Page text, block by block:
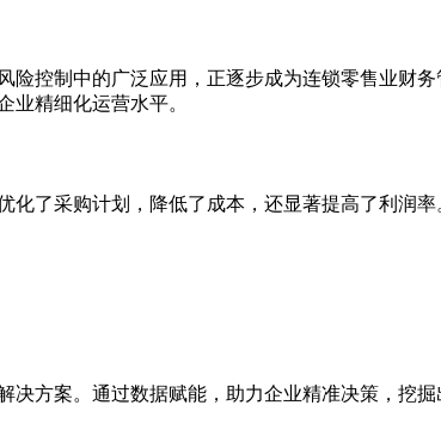
控制中的广泛应用，正逐步成为连锁零售业财
业精细化运营水平。
了采购计划，降低了成本，还显著提高了利润
方案。通过数据赋能，助力企业精准决策，挖